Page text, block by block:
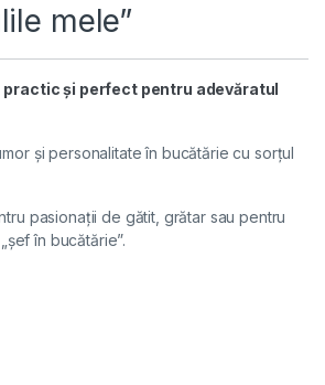
mele”
practic și perfect pentru adevăratul
și personalitate în bucătărie cu sorțul
pasionații de gătit, grătar sau pentru
în bucătărie”.